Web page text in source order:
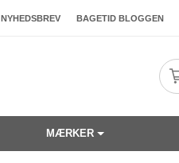
NYHEDSBREV BAGETID BLOGGEN
MÆRKER